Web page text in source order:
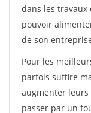
dans les
pouvoir
de son
Pour les
parfois suffire
augmenter
passer par un